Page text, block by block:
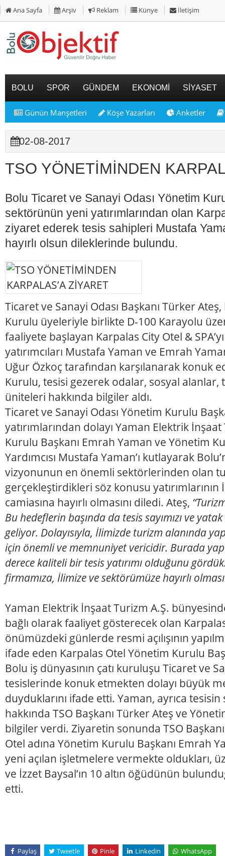
Ana Sayfa Arşiv Reklam Künye İletişim
BOLU SPOR GÜNDEM EKONOMİ SİYASET
Günün Manşetleri Köşe Yazarları Anketler
02-08-2017
TSO YÖNETİMİNDEN
Bolu Ticaret ve Sanayi Odası Yönetim
sektörünün yeni yatırımlarından olan
ziyaret ederek tesis sahipleri Mustafa
hayırlı olsun dileklerinde bulundu.
Ticaret ve Sanayi Odası Başkanı Türker
Kurulu üyeleriyle birlikte D-100 Karayolu
faaliyete başlayan Karpalas City Otel &
yatırımcıları Mustafa Yaman ve Emrah
Uğur Özkoç tarafından karşılanarak konuk
Kurulu, tesisi gezerek odalar, sosyal alanlar,
üniteleri hakkında bilgiler aldı.
Ticaret ve Sanayi Odası Yönetim Kurulu
yatırımlarından dolayı Yaman Elektrik
Kurulu Başkanı Emrah Yaman ve Yönetim
Yardımcısı Mustafa Yaman’ı kutlayarak
vizyonunun en önemli sektörlerinden olan
gerçekleştirdikleri söz konusu
camiasına hayırlı olmasını diledi. Ateş,
Bu hedeflerin başında da tesis sayımızı ve
geliyor. Dolayısıyla, İlimizde turizm alanında
için önemli ve memnuniyet vericidir. Burada
derece kaliteli bir tesis yatırımı olduğunu
firmamıza, İlimize ve sektörümüze hayırlı
Yaman Elektrik İnşaat Turizm A.Ş.
bağlı olarak faaliyet gösterecek olan Karpalas
önümüzdeki günlerde resmi açılışının
ifade eden Karpalas Otel Yönetim Kurulu
Bolu iş dünyasının çatı kuruluşu Ticaret ve
tesislerinde konuk etmekten dolayı büyük
duyduklarını ifade etti. Yaman, ayrıca
hakkında TSO Başkanı Türker Ateş ve
bilgiler verdi. Ziyaretin sonunda TSO
Otel adına Yönetim Kurulu Başkanı Emrah
yeni açılan işletmelere vermekte oldukları,
ve İzzet Baysal’ın 10 altın öğüdünün
etti.
Paylaş Tweetle Pinle Linkedin WhatsApp